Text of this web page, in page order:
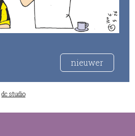
nieuwer
dc studio